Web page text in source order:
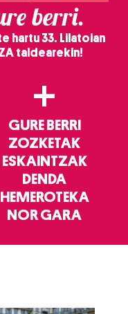
berri.
hartu 33. Lilatoian
taldearekin!
+
GURE BERRI
ZOZKETAK
ESKAINTZAK
DENDA
HEMEROTEKA
NOR GARA